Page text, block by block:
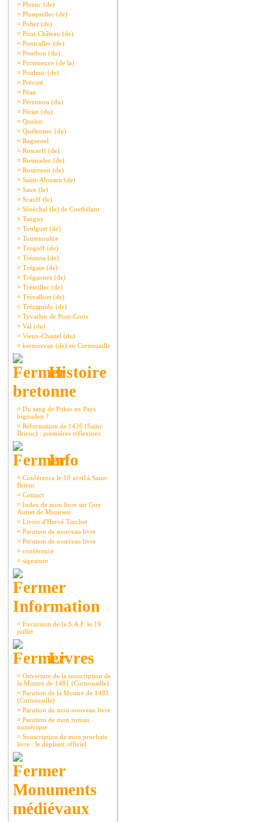
¤ Ploeuc (de)
¤ Plusquellec (de)
¤ Poher (de)
¤ Pont-Château (de)
¤ Pontcallec (de)
¤ Ponthou (du)
¤ Porteneuve (de la)
¤ Poulmic (de)
¤ Prévost
¤ Péan
¤ Pérennou (du)
¤ Périer (du)
¤ Quelen
¤ Quélennec (du)
¤ Raguenel
¤ Roscerff (de)
¤ Rosmadec (de)
¤ Rostrenen (de)
¤ Saint-Alouarn (de)
¤ Saux (le)
¤ Scauff (le)
¤ Sénéchal (le) de Coethélant
¤ Tanguy
¤ Toulgoet (de)
¤ Toutenoultre
¤ Trogoff (de)
¤ Tréanna (de)
¤ Trégain (de)
¤ Trégannez (de)
¤ Trémillec (de)
¤ Trévalloet (de)
¤ Tréziguidy (de)
¤ Tyvarlen de Pont-Croix
¤ Val (du)
¤ Vieux-Chastel (du)
¤ kermorvan (de) en Cornouaille
Histoire
bretonne
¤ Du sang de Poher en Pays
bigouden ?
¤ Réformation de 1426 (Saint-
Brieuc) : premières réflexions
Info
¤ Conférence le 10 avril à Saint-
Brieuc
¤ Contact
¤ Index de mon livre sur Guy
Autret de Missirien
¤ Livres d'Hervé Torchet
¤ Parution de nouveau livre
¤ Parution de nouveau livre
¤ conférence
¤ signature
Information
¤ Excursion de la S.A.F. le 19
juillet
Livres
¤ Ouverture de la souscription de
la Montre de 1481 (Cornouaille)
¤ Parution de la Montre de 1481
(Cornouaille)
¤ Parution de mon nouveau livre
¤ Parution de mon roman
numérique
¤ Souscription de mon prochain
livre : le dépliant officiel
Monuments
médiévaux